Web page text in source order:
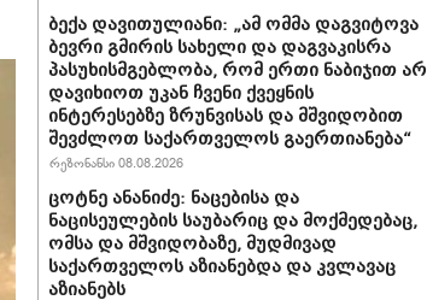
ბექა დავითულიანი: „ამ ომმა დაგვიტოვა
ბევრი გმირის სახელი და დაგვაკისრა
პასუხისმგებლობა, რომ ერთი ნაბიჯით არ
დავიხიოთ უკან ჩვენი ქვეყნის
ინტერესებზე ზრუნვისას და მშვიდობით
შევძლოთ საქართველოს გაერთიანება“
რეზონანსი 08.08.2026
ცოტნე ანანიძე: ნაცებისა და
ნაცისეულების საუბარიც და მოქმედებაც,
ომსა და მშვიდობაზე, მუდმივად
საქართველოს აზიანებდა და კვლავაც
აზიანებს